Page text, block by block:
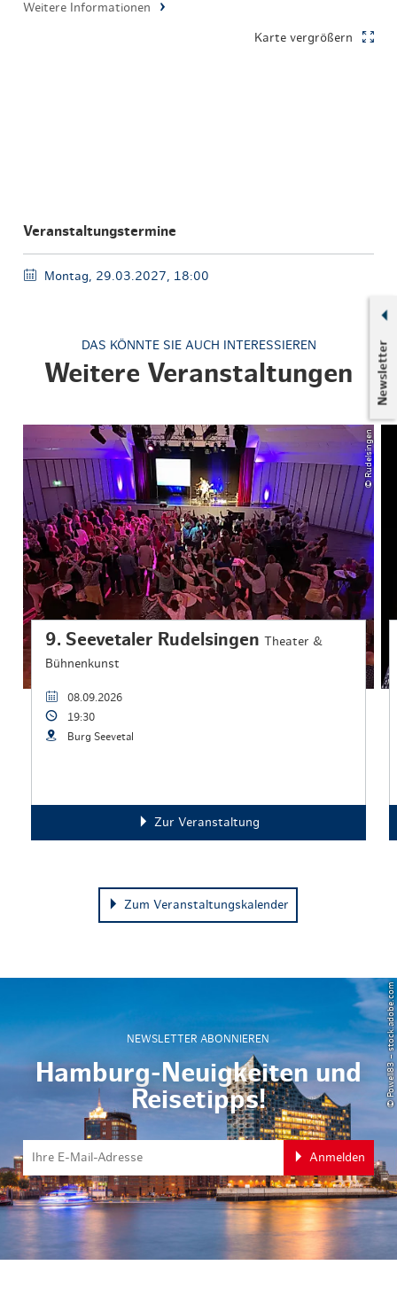
Newsletter
Weitere Informationen
Karte vergrößern
Veranstaltungstermine
Montag, 29.03.2027, 18:00
DAS KÖNNTE SIE AUCH INTERESSIEREN
Weitere Veranstaltungen
© Rudelsingen
9. Seevetaler RudelsingenTheater &
Bühnenkunst
08.09.2026
19:30
Burg Seevetal
Zur Veranstaltung
Zum Veranstaltungskalender
NEWSLETTER ABONNIEREN
Hamburg-Neuigkeiten und
Reisetipps!
Anmelden
© Powell83 – stock.adobe.com